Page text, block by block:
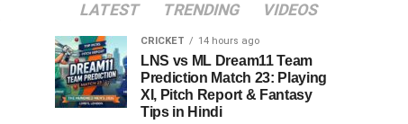
LATEST TRENDING VIDEOS
CRICKET 14 hours ago
LNS vs ML Dream11 Team
Prediction Match 23: Playing
XI, Pitch Report & Fantasy
Tips in Hindi